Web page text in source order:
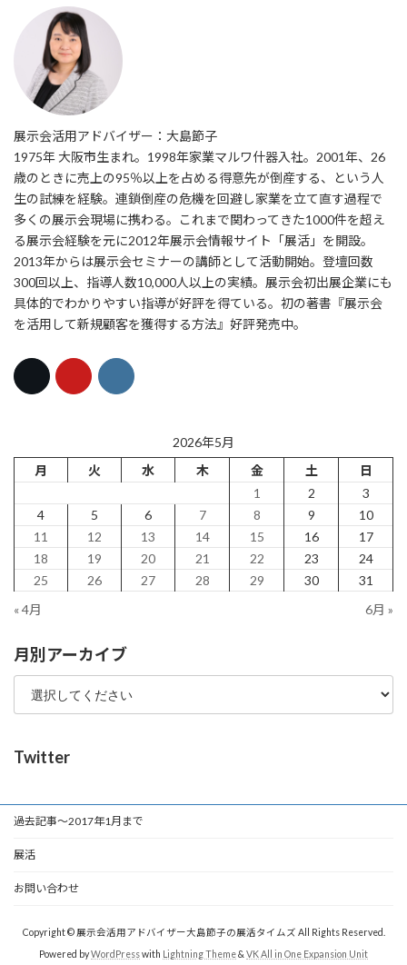
展示会活用アドバイザー：大島節子
1975年 大阪市生まれ。1998年家業マルワ什器入社。2001年、26
歳のときに売上の95％以上を占める得意先が倒産する、という人
生の試練を経験。連鎖倒産の危機を回避し家業を立て直す過程で
多くの展示会現場に携わる。これまで関わってきた1000件を超え
る展示会経験を元に2012年展示会情報サイト「展活」を開設。
2013年からは展示会セミナーの講師として活動開始。登壇回数
300回以上、指導人数10,000人以上の実績。展示会初出展企業にも
具体的でわかりやすい指導が好評を得ている。初の著書『展示会
を活用して新規顧客を獲得する方法』好評発売中。
2026年5月
月
火 水 木 金 土
日
1
2
3
4
5 6 7 8 9
10
11
12 13 14 15 16
17
18
19 20 21 22 23
24
25
26 27 28 29 30
31
« 4月
6月 »
月別アーカイブ
Twitter
過去記事～2017年1月まで
展活
お問い合わせ
Copyright © 展示会活用アドバイザー大島節子の展活タイムズ All Rights Reserved.
Powered byWordPresswith Lightning Theme& VK All in One Expansion Unit